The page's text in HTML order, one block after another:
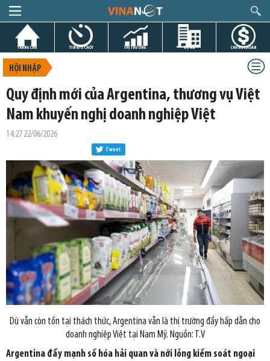
TRANG CHỦ TIN GIỜ CHÓT THỊ TRƯỜNG DỰ ÁN CHỨNG KHOÁN
HỘI NHẬP
Quy định mới của Argentina, thương vụ Việt
Nam khuyến nghị doanh nghiệp Việt
14:27 22/06/2026
Tweet
Dù vẫn còn tồn tại thách thức, Argentina vẫn là thị trường đầy hấp dẫn cho
doanh nghiệp Việt tại Nam Mỹ. Nguồn: T.V
Argentina đẩy mạnh số hóa hải quan và nới lỏng kiểm soát ngoại